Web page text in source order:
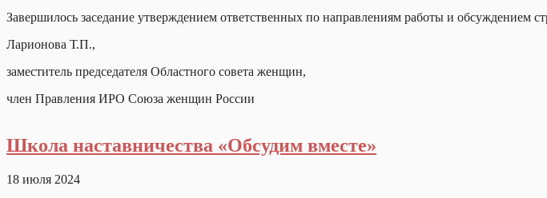
Завершилось заседание утверждением ответственных по направлениям работы и обсуждением
Ларионова Т.П.,
заместитель председателя Областного совета женщин,
член Правления ИРО Союза женщин России
Школа наставничества «Обсудим вместе»
18 июля 2024